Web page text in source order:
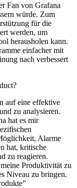
Fan von Grafana
würde. Zum
für die
werden, um
herausholen kann.
einfacher mit
nach verbessert
auf eine effektive
zu analysieren.
hat es mir
Alarme
hat, kritische
zu reagieren.
Produktivität zu
Niveau zu bringen.